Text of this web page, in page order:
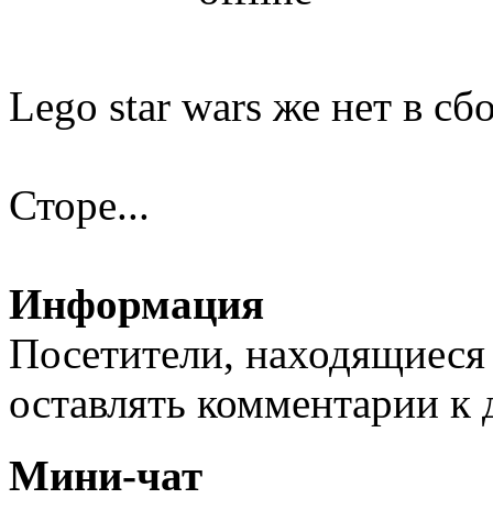
Lego star wars же нет в
Сторе...
Информация
Посетители,
оставлять комментарии
Мини-чат